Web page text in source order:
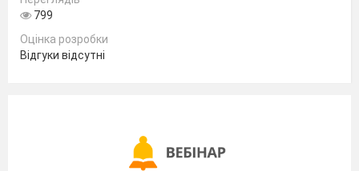
799
Оцінка розробки
Відгуки відсутні